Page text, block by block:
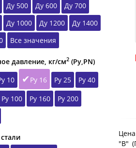
Ду 500 Ду 600
Ду 700
Ду 1000 Ду 1200
Ду 1400
Все значения
давление, кг/см2 (Ру,РN)
10 Ру 16 Ру 25 Ру 40
Ру 100 Ру 160
Ру 200
"B"